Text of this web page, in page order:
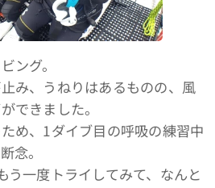
ング。
み、うねりはあるものの、風
できました。
め、1ダイブ目の呼吸の練習中
念。
う一度トライしてみて、なんと